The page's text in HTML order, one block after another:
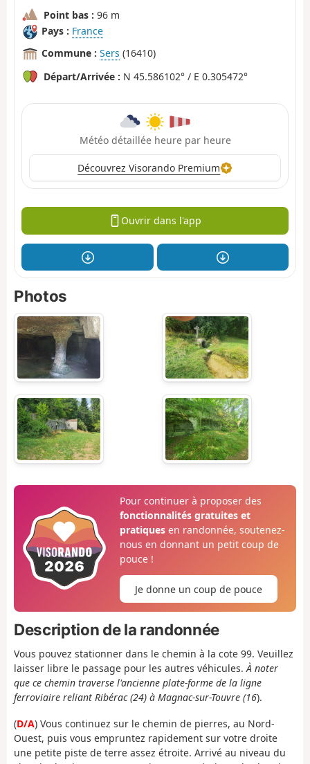
Point bas : 96 m
Pays : France
Commune : Sers (16410)
Départ/Arrivée : N 45.586102° / E 0.305472°
Météo détaillée heure par heure
Découvrez Visorando Premium
Ouvrir dans l'app
Photos
Pour continuer à proposer des
fonctionnalités gratuites et
pratiquesen randonnée, soutenez-
nous en donnant un petit coup de
pouce !
Je donne un coup de pouce
Description de la randonnée
Vous pouvez stationner dans le chemin à la cote 99. Veuillez
laisser libre le passage pour les autres véhicules.À noter
que ce chemin traverse l'ancienne plate-forme de la ligne
ferroviaire reliant Ribérac (24) à Magnac-sur-Touvre (16).
(D/A) Vous continuez sur le chemin de pierres, au Nord-
Ouest, puis vous empruntez rapidement sur votre droite
une petite piste de terre assez étroite. Arrivé au niveau du